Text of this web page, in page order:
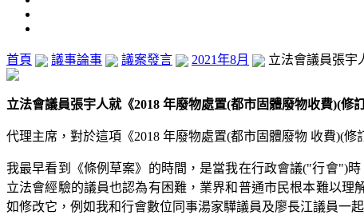
首頁 議事論事 議案發言 2021年8月 立法會議員張宇
立法會議員張宇人就《2018 年廢物處置(都市固體廢物收費)(修
代理主席，對於這項《2018 年廢物處置(都市固體廢物 收費)(
我最早看到《條例草案》的時間，是當我在行政會議("行會")
立法會經驗的議員也認為有困難，業界和普通市民根本難以
如修改它，例如我和行會數位同事湯家驊議員及廖長江議員一